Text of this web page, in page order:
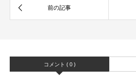
コメント ( 0 )